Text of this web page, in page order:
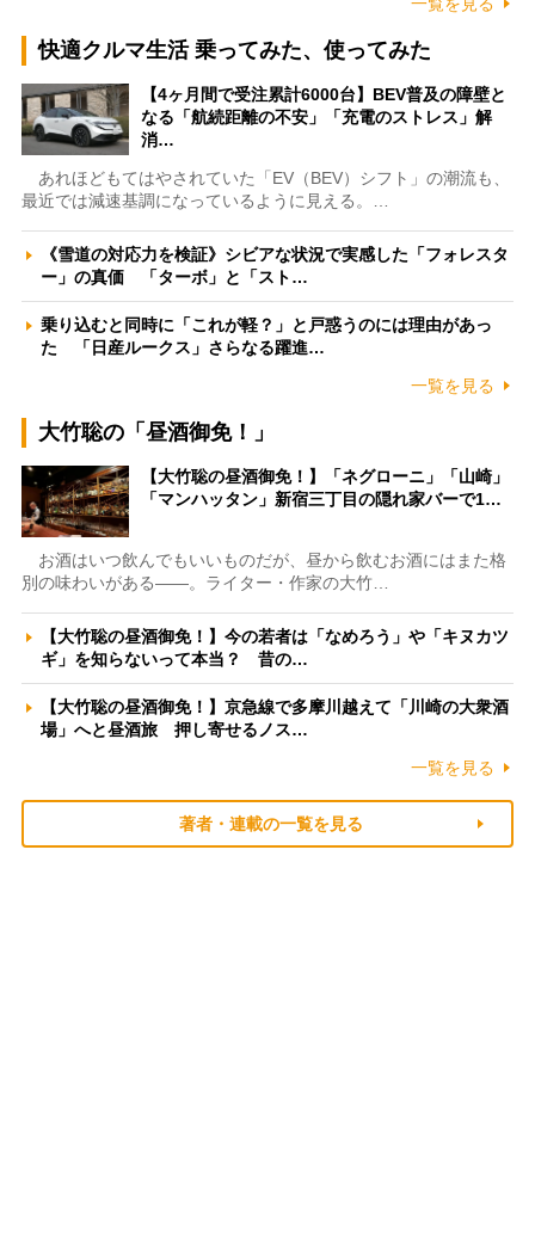
一覧を見る
快適クルマ生活 乗ってみた、使ってみた
【4ヶ月間で受注累計6000台】BEV普及の障壁と
なる「航続距離の不安」「充電のストレス」解
消…
あれほどもてはやされていた「EV（BEV）シフト」の潮流も、
最近では減速基調になっているように見える。…
《雪道の対応力を検証》シビアな状況で実感した「フォレスタ
ー」の真価 「ターボ」と「スト…
乗り込むと同時に「これが軽？」と戸惑うのには理由があっ
た 「日産ルークス」さらなる躍進…
一覧を見る
大竹聡の「昼酒御免！」
【大竹聡の昼酒御免！】「ネグローニ」「山崎」
「マンハッタン」新宿三丁目の隠れ家バーで1…
お酒はいつ飲んでもいいものだが、昼から飲むお酒にはまた格
別の味わいがある――。ライター・作家の大竹…
【大竹聡の昼酒御免！】今の若者は「なめろう」や「キヌカツ
ギ」を知らないって本当？ 昔の…
【大竹聡の昼酒御免！】京急線で多摩川越えて「川崎の大衆酒
場」へと昼酒旅 押し寄せるノス…
一覧を見る
著者・連載の一覧を見る